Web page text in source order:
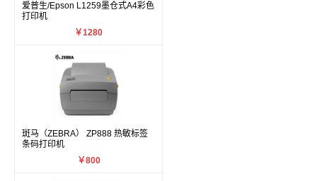
爱普生/Epson L1259墨仓式A4彩色
打印机
￥1280
斑马（ZEBRA） ZP888 热敏标签
条码打印机
￥800